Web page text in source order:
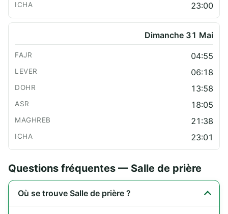
23:00
Dimanche 31 Mai
04:55
06:18
13:58
18:05
21:38
23:01
Questions fréquentes — Salle de prière
Où se trouve Salle de prière ?